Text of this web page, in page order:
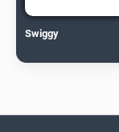
Swiggy